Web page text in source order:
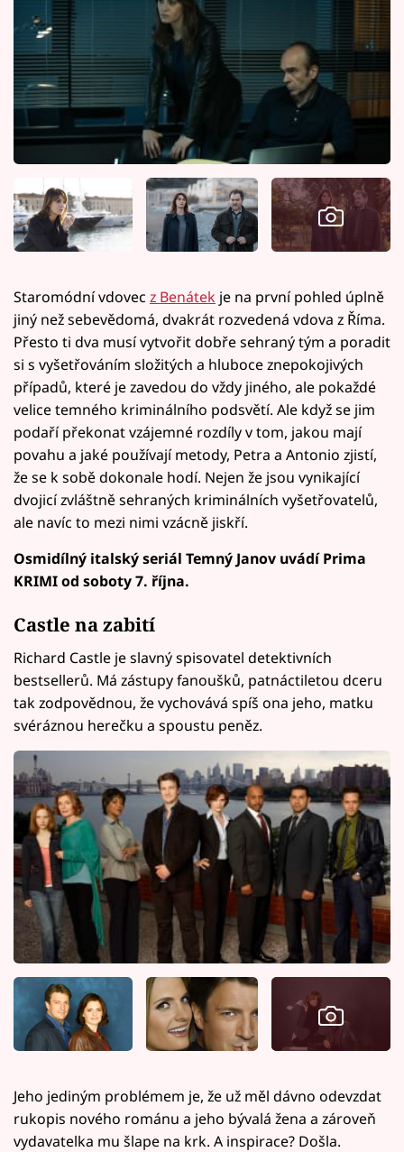
Staromódní vdovec z Benátek je na první pohled úplně
jiný než sebevědomá, dvakrát rozvedená vdova z Říma.
Přesto ti dva musí vytvořit dobře sehraný tým a poradit
si s vyšetřováním složitých a hluboce znepokojivých
případů, které je zavedou do vždy jiného, ale pokaždé
velice temného kriminálního podsvětí. Ale když se jim
podaří překonat vzájemné rozdíly v tom, jakou mají
povahu a jaké používají metody, Petra a Antonio zjistí,
že se k sobě dokonale hodí. Nejen že jsou vynikající
dvojicí zvláštně sehraných kriminálních vyšetřovatelů,
ale navíc to mezi nimi vzácně jiskří.
Osmidílný italský seriál Temný Janov uvádí Prima
KRIMI od soboty 7. října.
Castle na zabití
Richard Castle je slavný spisovatel detektivních
bestsellerů. Má zástupy fanoušků, patnáctiletou dceru
tak zodpovědnou, že vychovává spíš ona jeho, matku
svéráznou herečku a spoustu peněz.
Jeho jediným problémem je, že už měl dávno odevzdat
rukopis nového románu a jeho bývalá žena a zároveň
vydavatelka mu šlape na krk. A inspirace? Došla.